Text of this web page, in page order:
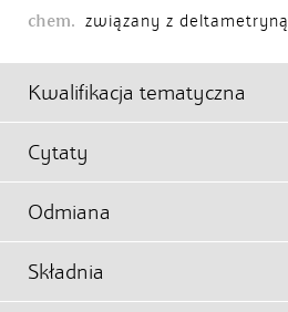
chem. związany z deltametryną
Kwalifikacja tematyczna
Cytaty
Odmiana
Składnia